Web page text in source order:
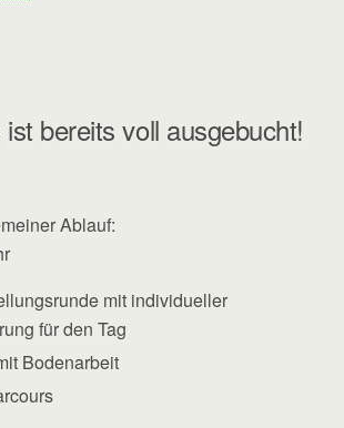
bereits voll ausgebucht!
Ablauf:
mit individueller
für den Tag
Bodenarbeit